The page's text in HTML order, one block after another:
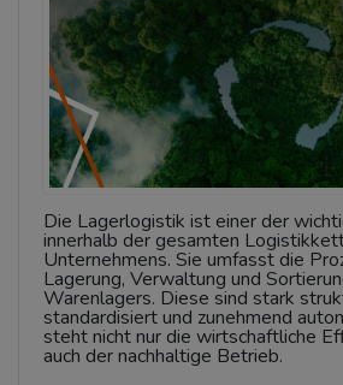
Die Lagerlogistik ist einer der
innerhalb der gesamten
Unternehmens. Sie umfasst die
Lagerung, Verwaltung und
Warenlagers. Diese sind stark
standardisiert und zunehmend
steht nicht nur die wirtschaftliche
auch der nachhaltige Betrieb.